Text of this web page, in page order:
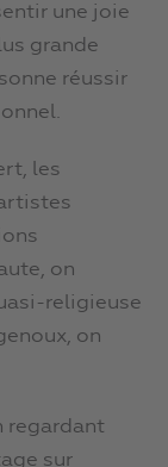
une joie
grande
réussir
les
on
religieuse
on
regardant
sur